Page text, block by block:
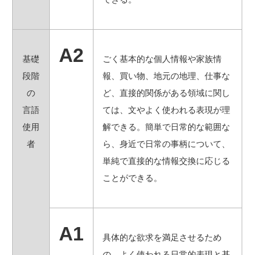
基礎
段階
の
言語
使用
者
A2
ごく基本的な個人情報や家族情
報、買い物、地元の地理、仕事な
ど、直接的関係がある領域に関し
ては、文やよく使われる表現が理
解できる。簡単で日常的な範囲な
ら、身近で日常の事柄について、
単純で直接的な情報交換に応じる
ことができる。
A1
具体的な欲求を満足させるため